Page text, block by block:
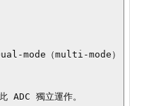
mode（multi-mode）